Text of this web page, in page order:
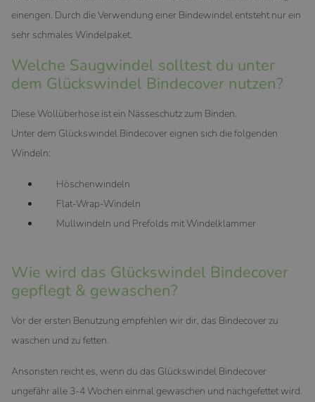
einengen. Durch die Verwendung einer Bindewindel entsteht nur ein
sehr schmales Windelpaket.
Welche Saugwindel solltest du unter
dem Glückswindel Bindecover nutzen?
Diese Wollüberhose ist ein Nässeschutz zum Binden.
Unter dem Glückswindel Bindecover eignen sich die folgenden
Windeln:
Höschenwindeln
Flat-Wrap-Windeln
Mullwindeln und Prefolds mit Windelklammer
Wie wird das Glückswindel Bindecover
gepflegt & gewaschen?
Vor der ersten Benutzung empfehlen wir dir, das Bindecover zu
waschen und zu fetten.
Ansonsten reicht es, wenn du das Glückswindel Bindecover
ungefähr alle 3-4 Wochen einmal gewaschen und nachgefettet wird.